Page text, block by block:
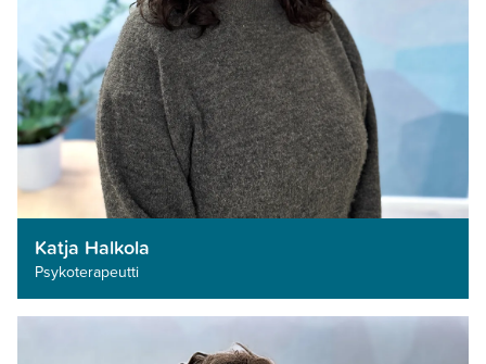
Katja Halkola
Psykoterapeutti­